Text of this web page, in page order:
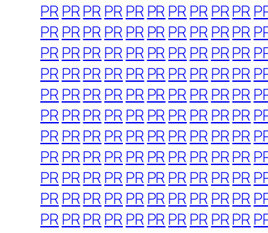
PR PRPR PR PR PR PR PR PRPR
PR PRPR PR PR PR PR PR PRPR
PR PRPR PR PR PR PR PR PRPR
PR PRPR PR PR PR PR PR PRPR
PR PRPR PR PR PR PR PR PRPR
PR PRPR PR PR PR PR PR PRPR
PR PRPR PR PR PR PR PR PRPR
PR PRPR PR PR PR PR PR PRPR
PR PRPR PR PR PR PR PR PRPR
PR PRPR PR PR PR PR PR PRPR
PR PRPR PR PR PR PR PR PRPR